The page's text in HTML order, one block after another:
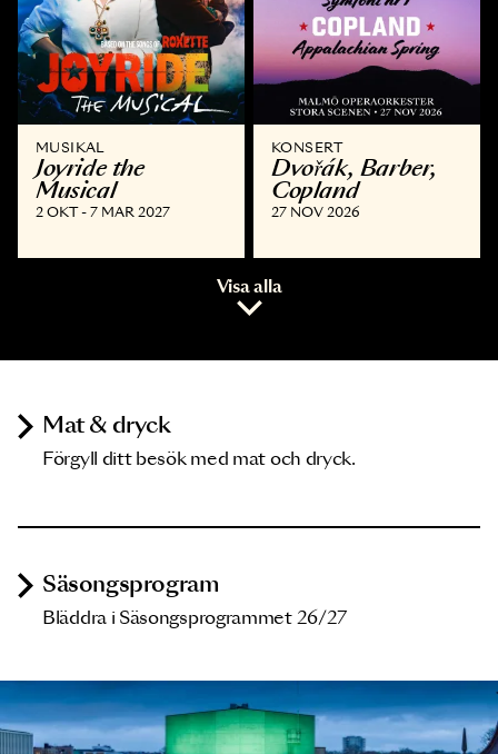
MUSIKAL
Joyride the
Musical
2 OKT - 7 MAR 2027
KONSERT
Dvořák, Barber,
Copland
27 NOV 2026
Visa alla
Mat & dryck
Förgyll ditt besök med mat och dryck.
Säsongsprogram
Bläddra i Säsongsprogrammet 26/27